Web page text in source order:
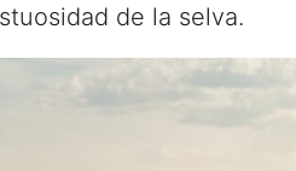
de la selva.